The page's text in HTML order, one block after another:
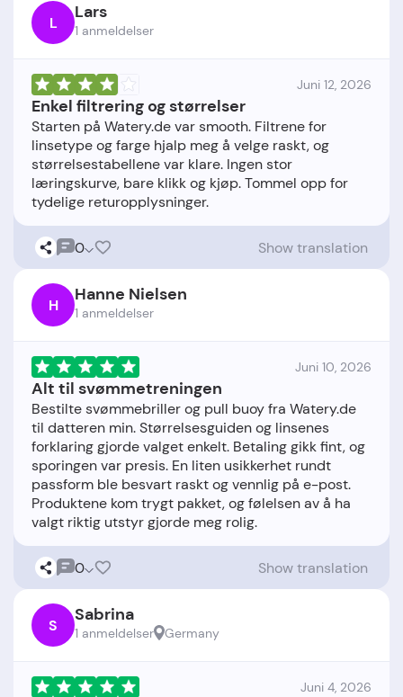
L Lars
1 anmeldelser
Juni 12, 2026
Enkel filtrering og størrelser
Starten på Watery.de var smooth. Filtrene for
linsetype og farge hjalp meg å velge raskt, og
størrelsestabellene var klare. Ingen stor
læringskurve, bare klikk og kjøp. Tommel opp for
0 Show translation
H Hanne Nielsen
1 anmeldelser
Juni 10, 2026
Alt til svømmetreningen
Bestilte svømmebriller og pull buoy fra Watery.de
til datteren min. Størrelsesguiden og linsenes
forklaring gjorde valget enkelt. Betaling gikk fint, og
sporingen var presis. En liten usikkerhet rundt
passform ble besvart raskt og vennlig på e-post.
Produktene kom trygt pakket, og følelsen av å ha
0 Show translation
S Sabrina
1 anmeldelser Germany
Juni 4, 2026